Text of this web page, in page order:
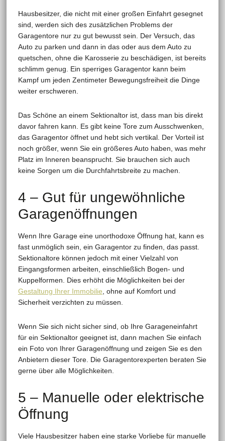
Hausbesitzer, die nicht mit einer großen Einfahrt gesegnet
sind, werden sich des zusätzlichen Problems der
Garagentore nur zu gut bewusst sein. Der Versuch, das
Auto zu parken und dann in das oder aus dem Auto zu
quetschen, ohne die Karosserie zu beschädigen, ist bereits
schlimm genug. Ein sperriges Garagentor kann beim
Kampf um jeden Zentimeter Bewegungsfreiheit die Dinge
weiter erschweren.
Das Schöne an einem Sektionaltor ist, dass man bis direkt
davor fahren kann. Es gibt keine Tore zum Ausschwenken,
das Garagentor öffnet und hebt sich vertikal. Der Vorteil ist
noch größer, wenn Sie ein größeres Auto haben, was mehr
Platz im Inneren beansprucht. Sie brauchen sich auch
keine Sorgen um die Durchfahrtsbreite zu machen.
4 – Gut für ungewöhnliche
Garagenöffnungen
Wenn Ihre Garage eine unorthodoxe Öffnung hat, kann es
fast unmöglich sein, ein Garagentor zu finden, das passt.
Sektionaltore können jedoch mit einer Vielzahl von
Eingangsformen arbeiten, einschließlich Bogen- und
Kuppelformen. Dies erhöht die Möglichkeiten bei der
Gestaltung Ihrer Immobilie , ohne auf Komfort und
Sicherheit verzichten zu müssen.
Wenn Sie sich nicht sicher sind, ob Ihre Garageneinfahrt
für ein Sektionaltor geeignet ist, dann machen Sie einfach
ein Foto von Ihrer Garagenöffnung und zeigen Sie es den
Anbietern dieser Tore. Die Garagentorexperten beraten Sie
gerne über alle Möglichkeiten.
5 – Manuelle oder elektrische
Öffnung
Viele Hausbesitzer haben eine starke Vorliebe für manuelle